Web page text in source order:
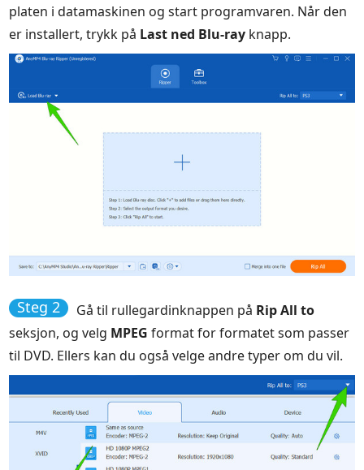
platen i datamaskinen og start programvaren. Når den
er installert, trykk på Last ned Blu-ray knapp.
Steg 2 Gå til rullegardinknappen på Rip All to
seksjon, og velg MPEG format for formatet som passer
til DVD. Ellers kan du også velge andre typer om du vil.